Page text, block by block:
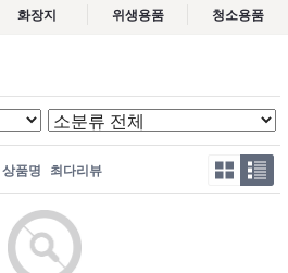
화장지 위생용품 청소용품
상품명 최다리뷰